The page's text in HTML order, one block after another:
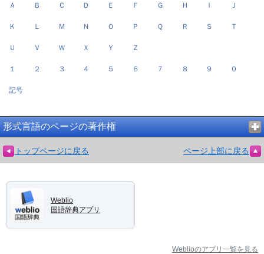
Ａ Ｂ Ｃ Ｄ Ｅ Ｆ Ｇ Ｈ Ｉ Ｊ
Ｋ Ｌ Ｍ Ｎ Ｏ Ｐ Ｑ Ｒ Ｓ Ｔ
Ｕ Ｖ Ｗ Ｘ Ｙ Ｚ
１ ２ ３ ４ ５ ６ ７ ８ ９ ０
記号
形式言語のページの著作権
トップページに戻る ページ上部に戻る
Weblio
国語辞典アプリ
Weblioのアプリ一覧を見る